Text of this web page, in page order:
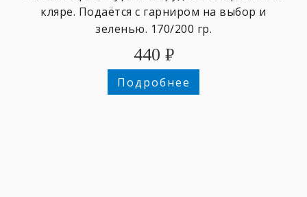
кляре. Подаётся с гарниром на выбор и
зеленью. 170/200 гр.
440 ₽
Подробнее